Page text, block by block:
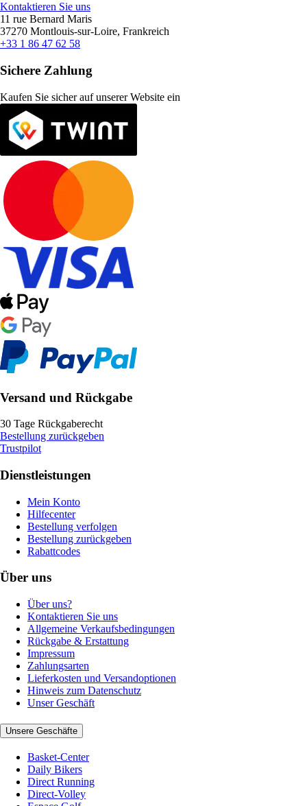
Kontaktieren Sie uns
11 rue Bernard Maris
37270 Montlouis-sur-Loire, Frankreich
+33 1 86 47 62 58
Sichere Zahlung
Kaufen Sie sicher auf unserer Website ein
Versand und Rückgabe
30 Tage Rückgaberecht
Bestellung zurückgeben
Trustpilot
Dienstleistungen
Mein Konto
Hilfecenter
Bestellung verfolgen
Bestellung zurückgeben
Rabattcodes
Über uns
Über uns?
Kontaktieren Sie uns
Allgemeine Verkaufsbedingungen
Rückgabe & Erstattung
Impressum
Zahlungsarten
Lieferkosten und Versandoptionen
Hinweis zum Datenschutz
Unser Geschäft
Unsere Geschäfte
Basket-Center
Daily Bikers
Direct Running
Direct-Volley